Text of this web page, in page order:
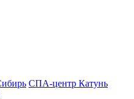
СПА-центр Катунь